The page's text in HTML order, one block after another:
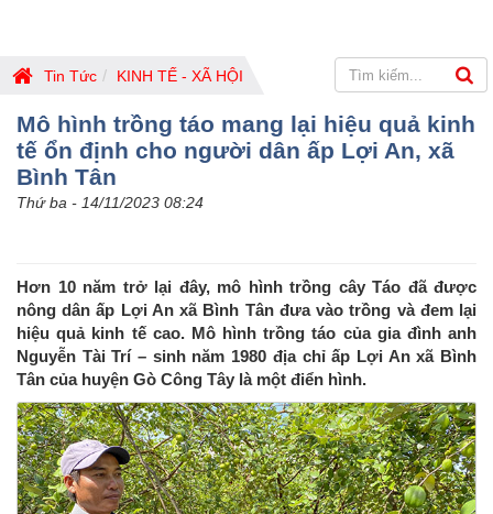
Tin Tức KINH TẾ - XÃ HỘI
Mô hình trồng táo mang lại hiệu quả kinh
tế ổn định cho người dân ấp Lợi An, xã
Bình Tân
Thứ ba - 14/11/2023 08:24
Hơn 10 năm trở lại đây, mô hình trồng cây Táo đã được
nông dân ấp Lợi An xã Bình Tân đưa vào trồng và đem lại
hiệu quả kinh tế cao. Mô hình trồng táo của gia đình anh
Nguyễn Tài Trí – sinh năm 1980 địa chỉ ấp Lợi An xã Bình
Tân của huyện Gò Công Tây là một điển hình.